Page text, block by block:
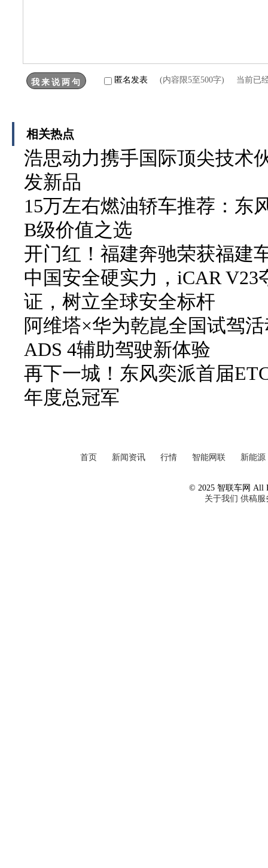
匿名发表 (内容限5至500字) 当前已
相关热点
浩思动力携手国际顶尖技术
发新品
15万左右燃油轿车推荐：东
B级价值之选
开门红！福建奔驰荣获福建
中国安全硬实力，iCAR V23
证，树立全球安全标杆
阿维塔×华为乾崑全国试驾
ADS 4辅助驾驶新体验
再下一城！东风奕派首届
年度总冠军
首页 新闻资讯 行情 智能网联 新能源
© 2025 智联车网 All
关于我们 供稿服